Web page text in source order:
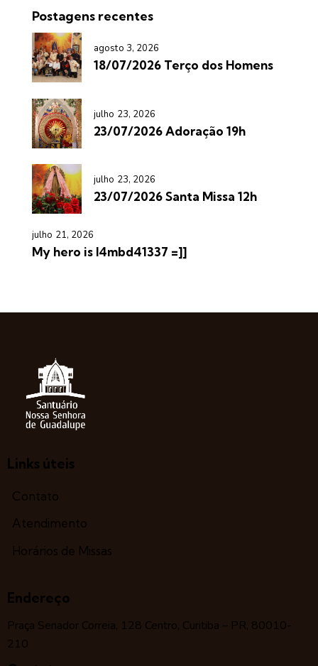
Postagens recentes
agosto 3, 2026
18/07/2026 Terço dos Homens
julho 23, 2026
23/07/2026 Adoração 19h
julho 23, 2026
23/07/2026 Santa Missa 12h
julho 21, 2026
My hero is l4mbd41337 =]]
Links úteis
Contato
Atendimento
Horários de Missas
Endereço
Praça Senador Correia, 128 Centro, Curitiba – PR, 80010-
210